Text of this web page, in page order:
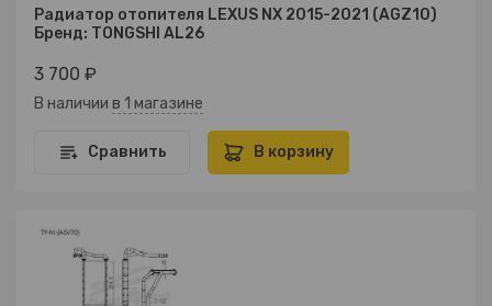
Радиатор отопителя LEXUS NX 2015-2021 (AGZ10)
Бренд: TONGSHI AL26
3 700 ₽
В наличии в 1 магазине
Сравнить В корзину